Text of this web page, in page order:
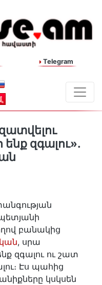
Telegram
զգալու»․
բանակից
, սրա
զգալու ու շատ
Էս պահից
կսկսեն